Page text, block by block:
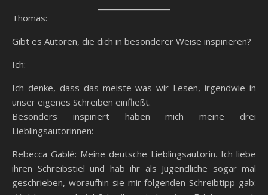
Thomas:
Gibt es Autoren, die dich in besonderer Weise inspirieren?
Ich:
Ich denke, dass das meiste was wir Lesen, irgendwie in
unser eigenes Schreiben einfließt.
Besonders inspiriert haben mich meine drei
Lieblingsautorinnen:
Rebecca Gablé: Meine deutsche Lieblingsautorin. Ich liebe
ihren Schreibstiel und hab ihr als Jugendliche sogar mal
geschrieben, woraufhin sie mir folgenden Schreibtipp gab: